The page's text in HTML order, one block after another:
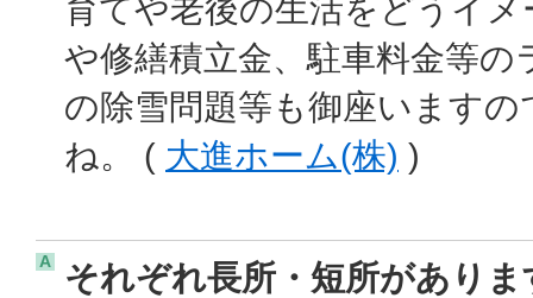
育てや老後の生活をどうイ
や修繕積立金、駐車料金等
の除雪問題等も御座います
ね。 ( 大進ホーム(株) )
A
それぞれ長所・短所があり